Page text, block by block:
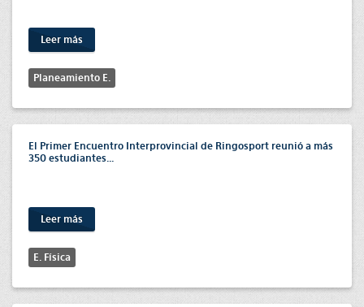
Leer más
Planeamiento E.
El Primer Encuentro Interprovincial de Ringosport reunió a más
350 estudiantes...
Leer más
E. Física